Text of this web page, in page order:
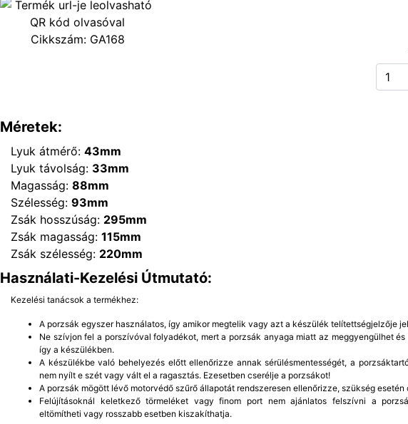
Cikkszám: GA168
Méretek:
Lyuk átmérő: 43mm
Lyuk távolság: 33mm
Magasság: 88mm
Szélesség: 93mm
Zsák hosszúság: 295mm
Zsák magasság: 115mm
Zsák szélesség: 220mm
Használati-Kezelési Útmutató:
Kezelési tanácsok a termékhez:
A porzsák egyszer használatos, így amikor megtelik vagy azt a készülék telítettségjelzője
Ne szívjon fel a porszívóval folyadékot, mert a porzsák anyaga miatt az meggyengülhet
így a készülékben.
A készülékbe való behelyezés előtt ellenőrizze annak sérülésmentességét, a
nem nyílt e szét vagy vált el a ragasztás. Ezesetben cserélje a porzsákot!
A porzsák mögött lévő motorvédő szűrő állapotát rendszeresen ellenőrizze, szükség esetén
Felújításoknál keletkező törmeléket vagy finom port nem ajánlatos felszívni a
eltömítheti vagy rosszabb esetben kiszakíthatja.